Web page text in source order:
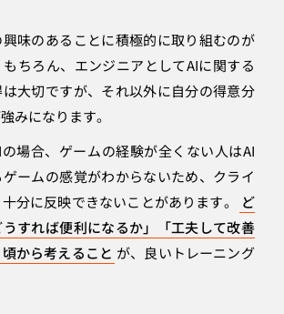
味のあることに積極的に取り組むのが
ちろん、エンジニアとしてAIに関する
大切ですが、それ以外に自分の得意分
みになります。
場合、ゲームの経験が全くない人はAI
ームの感覚がわからないため、クライ
分に反映できないことがあります。
ど
すれば便利になるか」「工夫して改善
から考えること が、良いトレーニング